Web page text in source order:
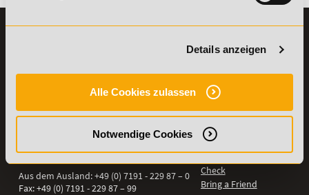
Details anzeigen
Alle Cookies zulassen
Notwendige Cookies
+49 (0) 7191 9513201
Academy of Sports GmbH
71522Backnang
Aus dem Ausland:+49 (0) 7191 - 229 87 – 0
Fax:+49 (0) 7191 - 229 87 – 99
Die Academy
Lehr- und
Lernmethoden
PreisFAIRsprechen
Online Campus
Fördermöglichkeiten
Bildungsgutschein
Check
Bring a Friend